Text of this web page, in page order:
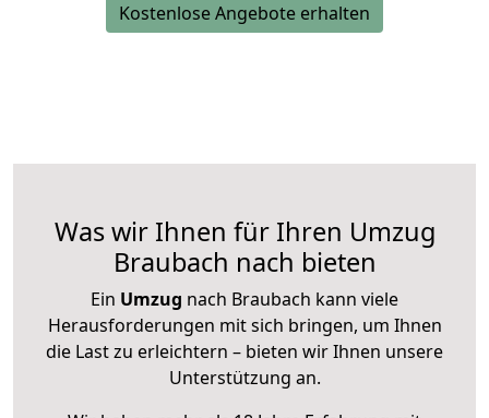
Kostenlose Angebote erhalten
Was wir Ihnen für Ihren Umzug
Braubach nach bieten
Ein Umzug nach Braubach kann viele
Herausforderungen mit sich bringen, um Ihnen
die Last zu erleichtern – bieten wir Ihnen unsere
Unterstützung an.